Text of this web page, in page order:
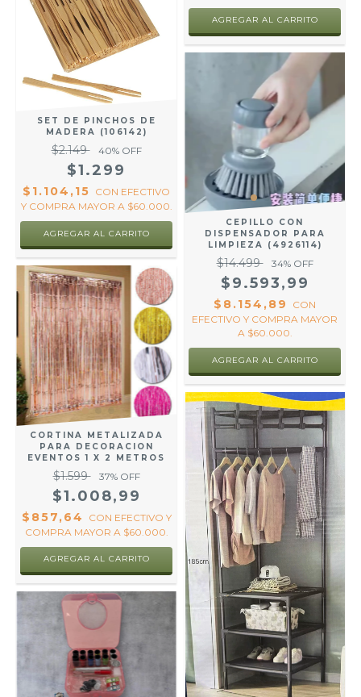
SET DE PINCHOS DE
MADERA (106142)
$2.149 40% OFF
$1.299
$1.104,15 CON EFECTIVO
Y COMPRA MAYOR A $60.000.
CORTINA METALIZADA
PARA DECORACION
EVENTOS 1 X 2 METROS
$1.599 37% OFF
$1.008,99
$857,64 CON EFECTIVO Y
COMPRA MAYOR A $60.000.
AGREGAR AL CARRITO
CEPILLO CON
DISPENSADOR PARA
LIMPIEZA (4926114)
$14.499 34% OFF
$9.593,99
$8.154,89
CON
EFECTIVO Y COMPRA MAYOR
A $60.000.